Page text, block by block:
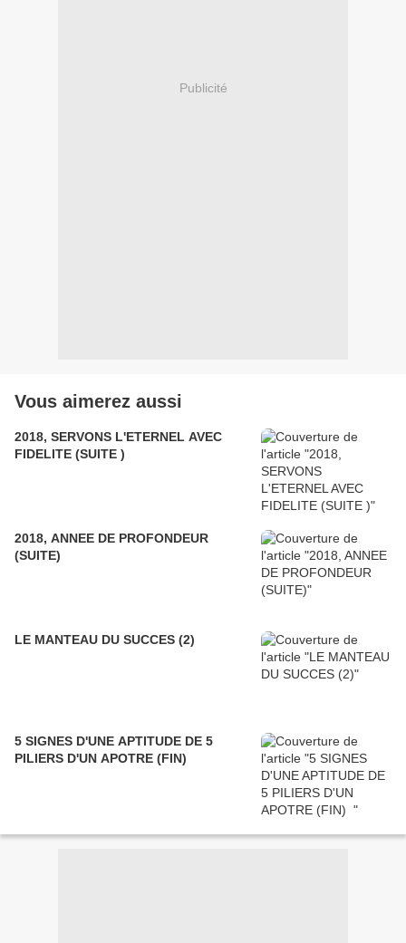
Publicité
Vous aimerez aussi
2018, SERVONS L'ETERNEL AVEC
FIDELITE (SUITE )
2018, ANNEE DE PROFONDEUR
(SUITE)
LE MANTEAU DU SUCCES (2)
5 SIGNES D'UNE APTITUDE DE 5
PILIERS D'UN APOTRE (FIN)